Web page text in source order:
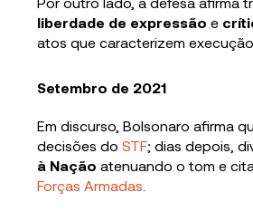
liberdade de expressão e
atos que caracterizem
Setembro de 2021
Em discurso, Bolsonaro afirma
decisões doSTF; dias depois,
à Nação atenuando o tom e
Forças Armadas